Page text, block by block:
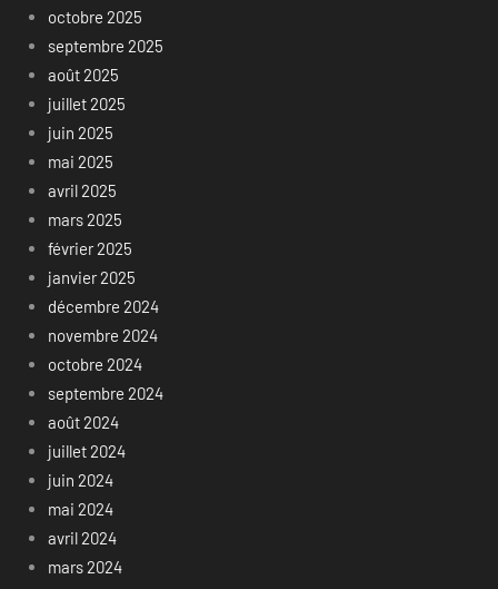
octobre 2025
septembre 2025
août 2025
juillet 2025
juin 2025
mai 2025
avril 2025
mars 2025
février 2025
janvier 2025
décembre 2024
novembre 2024
octobre 2024
septembre 2024
août 2024
juillet 2024
juin 2024
mai 2024
avril 2024
mars 2024